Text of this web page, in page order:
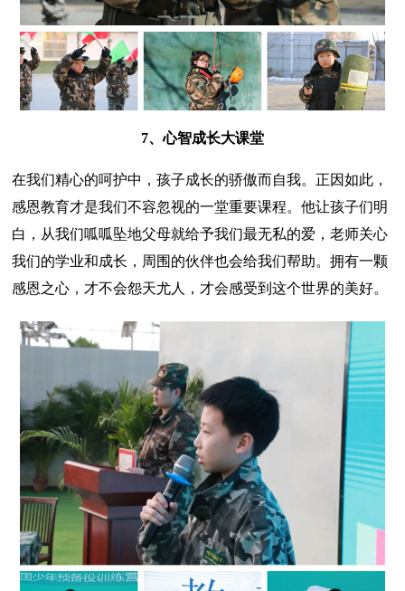
7、心智成长大课堂
在我们精心的呵护中，孩子成长的骄傲而自我。正因如此，
感恩教育才是我们不容忽视的一堂重要课程。他让孩子们明
白，从我们呱呱坠地父母就给予我们最无私的爱，老师关心
我们的学业和成长，周围的伙伴也会给我们帮助。拥有一颗
感恩之心，才不会怨天尤人，才会感受到这个世界的美好。